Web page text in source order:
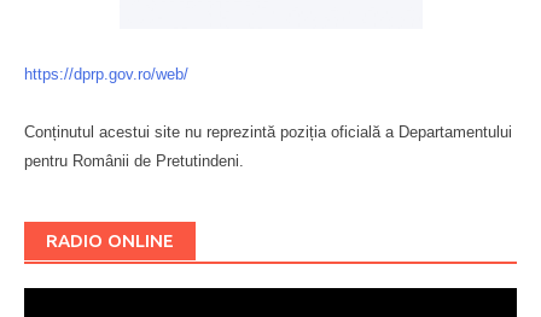
https://dprp.gov.ro/web/
Conținutul acestui site nu reprezintă poziția oficială a Departamentului
pentru Românii de Pretutindeni.
RADIO ONLINE